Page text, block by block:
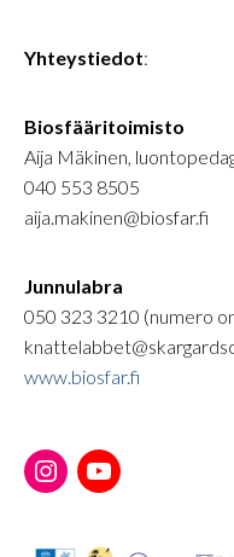
Yhteystiedot:
Biosfääritoimisto
Aija Mäkinen,
040 553 8505
aija.makinen@biosfar.fi
Junnulabra
050 323 3210 (numero
www.biosfar.fi